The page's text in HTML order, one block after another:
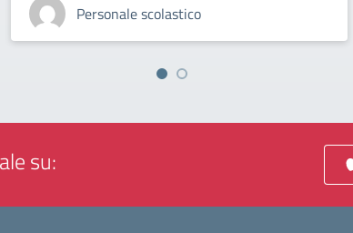
Personale scolastico
su: